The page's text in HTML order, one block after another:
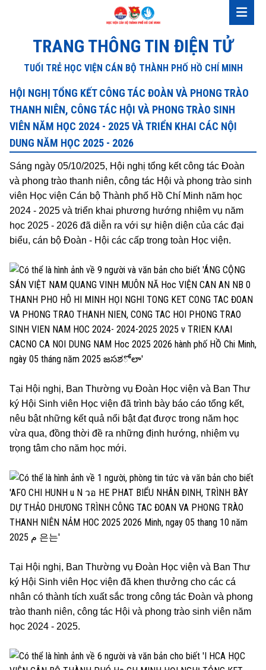
TRANG THÔNG TIN ĐIỆN TỬ
TUỔI TRẺ HỌC VIỆN CÁN BỘ THÀNH PHỐ HỒ CHÍ MINH
HỘI NGHỊ TỔNG KẾT CÔNG TÁC ĐOÀN VÀ PHONG TRÀO
THANH NIÊN, CÔNG TÁC HỘI VÀ PHONG TRÀO SINH
VIÊN NĂM HỌC 2024 - 2025 VÀ TRIỂN KHAI CÁC NỘI
DUNG NĂM HỌC 2025 - 2026
Sáng ngày 05/10/2025, Hội nghị tổng kết công tác Đoàn
và phong trào thanh niên, công tác Hội và phong trào sinh
viên Học viện Cán bộ Thành phố Hồ Chí Minh năm học
2024 - 2025 và triển khai phương hướng nhiệm vụ năm
học 2025 - 2026 đã diễn ra với sự hiện diện của các đại
biểu, cán bộ Đoàn - Hội các cấp trong toàn Học viện.
Tại Hội nghị, Ban Thường vụ Đoàn Học viện và Ban Thư
ký Hội Sinh viên Học viện đã trình bày báo cáo tổng kết,
nêu bật những kết quả nổi bật đạt được trong năm học
vừa qua, đồng thời đề ra những định hướng, nhiệm vụ
trọng tâm cho năm học mới.
Tại Hội nghị, Ban Thường vụ Đoàn Học viện và Ban Thư
ký Hội Sinh viên Học viện đã khen thưởng cho các cá
nhân có thành tích xuất sắc trong công tác Đoàn và phong
trào thanh niên, công tác Hội và phong trào sinh viên năm
học 2024 - 2025.